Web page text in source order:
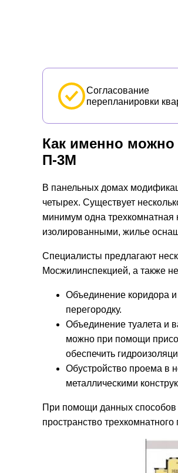
Согласование
перепланировки
Как именно можно
П-3М
В панельных домах
четырех. Существует
минимум одна трехкомнатная
изолированными, жилье
Специалисты предлагают
Мосжилинспекцией, а также
Объединение коридора и
перегородку.
Объединение туалета и
можно при помощи
обеспечить
Обустройство проема в
металлическими
При помощи данных способов
пространство